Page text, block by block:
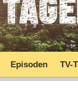
Episoden TV-